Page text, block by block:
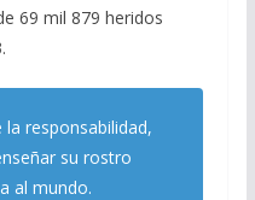
69 mil 879 heridos
responsabilidad,
su rostro
al mundo.